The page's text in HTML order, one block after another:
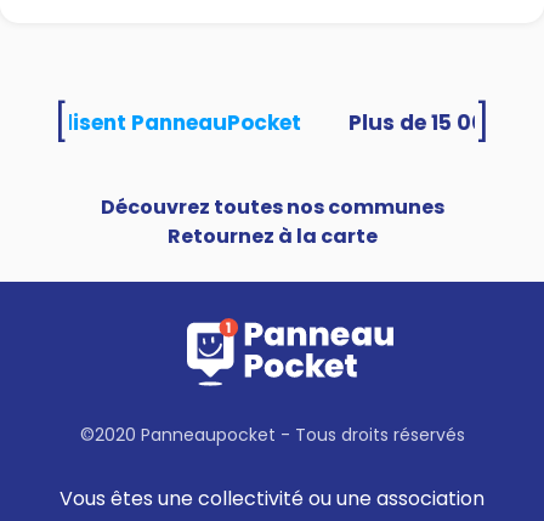
utilisent PanneauPocket
Découvrez toutes nos communes
Retournez à la carte
©2020 Panneaupocket - Tous droits réservés
Vous êtes une collectivité ou une association